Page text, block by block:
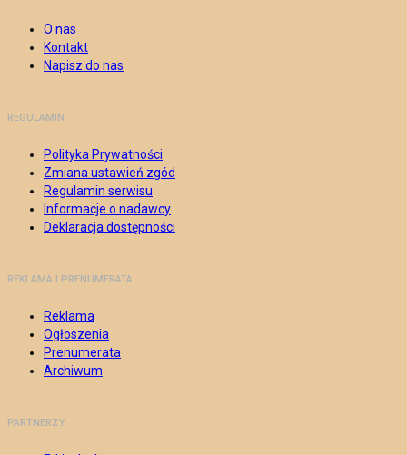
O nas
Kontakt
Napisz do nas
REGULAMIN
Polityka Prywatności
Zmiana ustawień zgód
Regulamin serwisu
Informacje o nadawcy
Deklaracja dostępności
REKLAMA I PRENUMERATA
Reklama
Ogłoszenia
Prenumerata
Archiwum
PARTNERZY